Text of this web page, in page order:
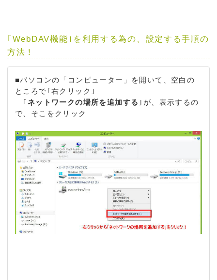
｢WebDAV機能｣を利用する為の、設定する手順の
方法！
■パソコンの「コンピューター」を開いて、空白の
ところで｢右クリック｣
｢ネットワークの場所を追加する ｣が、表示するの
で、そこをクリック